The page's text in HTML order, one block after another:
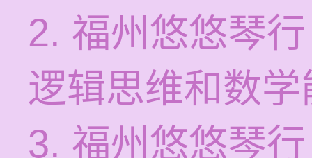
2. 福州悠悠琴
逻辑思维和数
3. 福州悠悠琴